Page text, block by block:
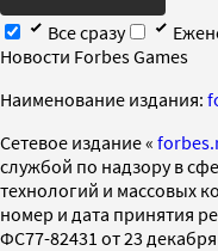
Все сразу
Новости Forbes Games
Наименование издания:
Cетевое издание «
службой по надзору в
технологий и массовых
номер и дата принятия
ФС77-82431 от 23 декабря